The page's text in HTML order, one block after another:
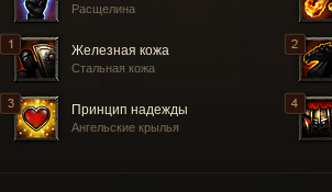
Расщелина
Железная кожа
Стальная кожа
Принцип надежды
Ангельские крылья